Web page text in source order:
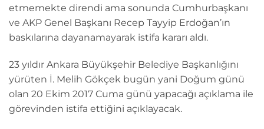
etmemekte direndi ama sonunda Cumhurbaşkanı
ve AKP Genel Başkanı Recep Tayyip Erdoğan’ın
baskılarına dayanamayarak istifa kararı aldı.
23 yıldır Ankara Büyükşehir Belediye Başkanlığını
yürüten İ. Melih Gökçek bugün yani Doğum günü
olan 20 Ekim 2017 Cuma günü yapacağı açıklama ile
görevinden istifa ettiğini açıklayacak.